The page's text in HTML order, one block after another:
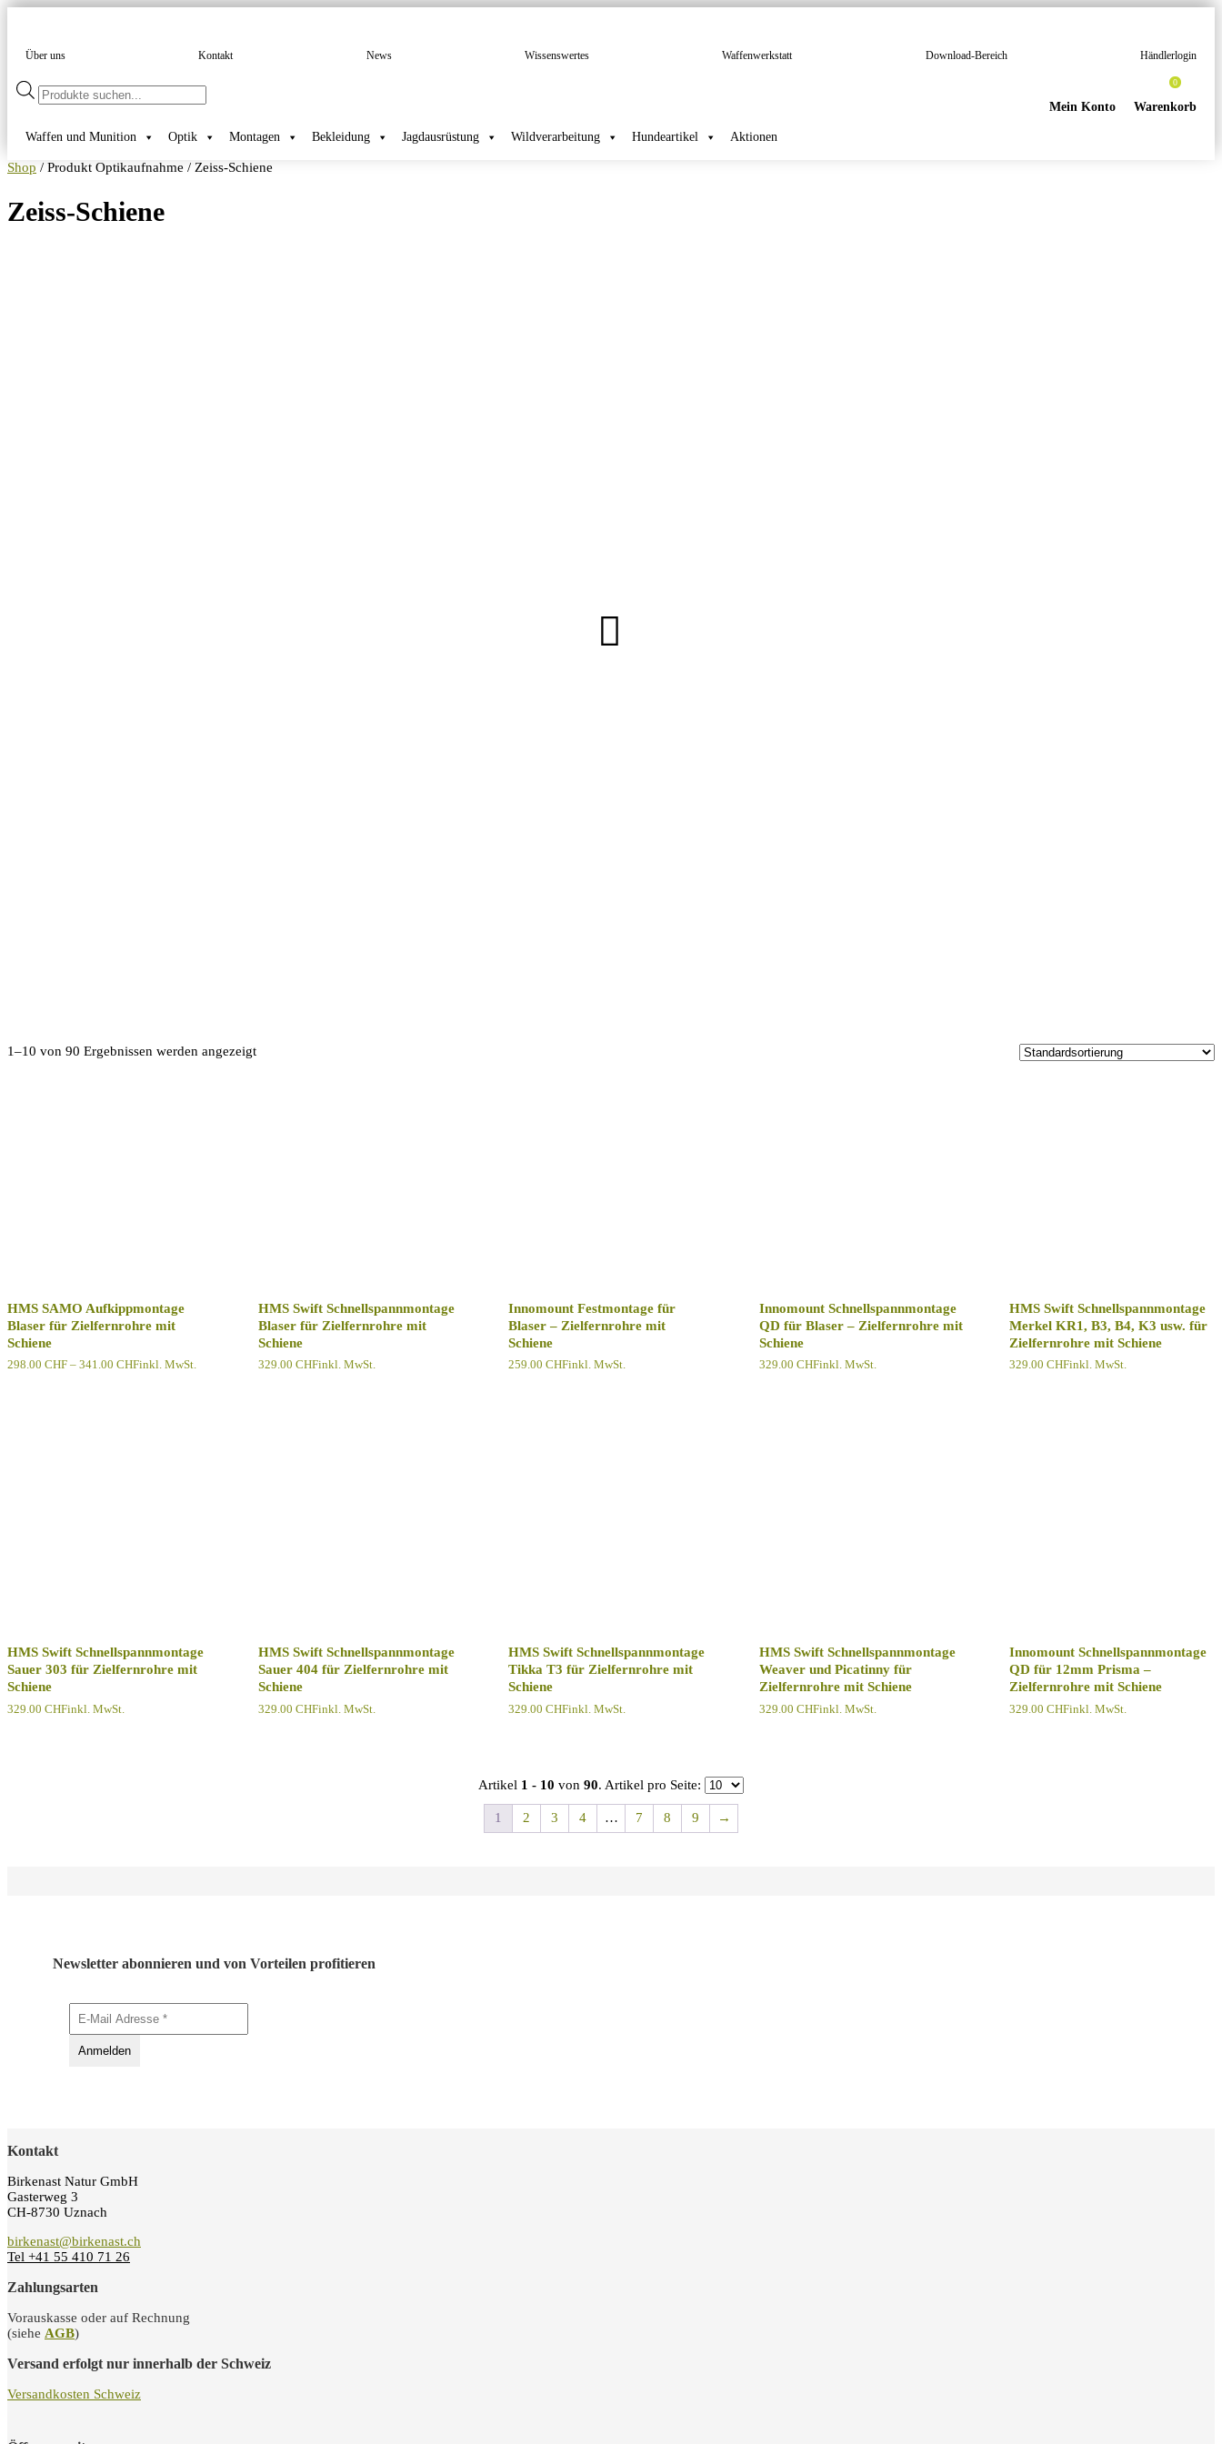
Über uns Kontakt News Wissenswertes Waffenwerkstatt Download-Bereich Händlerlogin
Warenkorb
0
Mein Konto
Products
search
Waffen und Munition Optik Montagen Bekleidung Jagdausrüstung Wildverarbeitung Hundeartikel Aktionen
Shop / Produkt Optikaufnahme / Zeiss-Schiene
Zeiss-Schiene
1–10 von 90 Ergebnissen werden angezeigt
HMS SAMO Aufkippmontage
Blaser für Zielfernrohre mit
Schiene
298.00 CHF – 341.00 CHFPreisspanne:
inkl. MwSt.
HMS Swift Schnellspannmontage
Blaser für Zielfernrohre mit
Schiene
329.00 CHFinkl. MwSt.
Innomount Festmontage für
Blaser – Zielfernrohre mit
Schiene
259.00CHFinkl. MwSt.
Innomount Schnellspannmontage
QD für Blaser – Zielfernrohre mit
Schiene
329.00 CHFinkl. MwSt.
HMS Swift Schnellspannmontage
Merkel KR1, B3, B4, K3 usw. für
Zielfernrohre mit Schiene
329.00CHFinkl. MwSt.
HMS Swift Schnellspannmontage
Sauer 303 für Zielfernrohre mit
Schiene
329.00 CHFinkl. MwSt.
HMS Swift Schnellspannmontage
Sauer 404 für Zielfernrohre mit
Schiene
329.00 CHFinkl. MwSt.
HMS Swift Schnellspannmontage
Tikka T3 für Zielfernrohre mit
Schiene
329.00CHFinkl. MwSt.
HMS Swift Schnellspannmontage
Weaver und Picatinny für
Zielfernrohre mit Schiene
329.00 CHFinkl. MwSt.
Innomount Schnellspannmontage
QD für 12mm Prisma –
Zielfernrohre mit Schiene
329.00CHFinkl. MwSt.
Artikel 1 - 10 von 90. Artikel pro Seite:
1 2 3 4 … 7 8 9 →
Newsletter abonnieren und von Vorteilen profitieren
Kontakt
Birkenast Natur GmbH
Gasterweg 3
CH-8730 Uznach
birkenast@birkenast.ch
Tel +41 55 410 71 26
Zahlungsarten
Vorauskasse oder auf Rechnung
(siehe AGB)
Versand erfolgt nur innerhalb der Schweiz
Versandkosten Schweiz